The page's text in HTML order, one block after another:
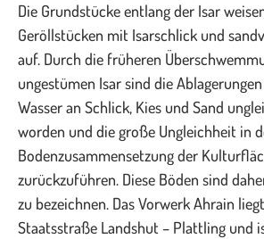
Die Grundstücke entlang der Isar
Geröllstücken mit Isarschlick und
auf. Durch die früheren
ungestümen Isar sind die
Wasser an Schlick, Kies und Sand
worden und die große Ungleichheit in
Bodenzusammensetzung der
zurückzuführen. Diese Böden sind
zu bezeichnen. Das Vorwerk Ahrain
Staatsstraße Landshut – Plattling und